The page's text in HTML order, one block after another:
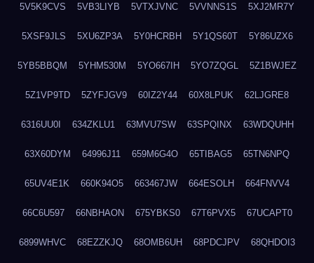
5V5K9CVS 5VB3LIYB 5VTXJVNC 5VVNNS1S 5XJ2MR7Y
5XSF9JLS 5XU6ZP3A 5Y0HCRBH 5Y1QS60T 5Y86UZX6
5YB5BBQM 5YHM530M 5YO667IH 5YO7ZQGL 5Z1BWJEZ
5Z1VP9TD 5ZYFJGV9 60IZ2Y44 60X8LPUK 62LJGRE8
6316UU0I 634ZKLU1 63MVU7SW 63SPQINX 63WDQUHH
63X60DYM 64996J11 659M6G4O 65TIBAG5 65TN6NPQ
65UV4E1K 660K94O5 663467JW 664ESOLH 664FNVV4
66C6U597 66NBHAON 675YBKS0 67T6PVX5 67UCAPT0
6899WHVC 68EZZKJQ 68OMB6UH 68PDCJPV 68QHDOI3